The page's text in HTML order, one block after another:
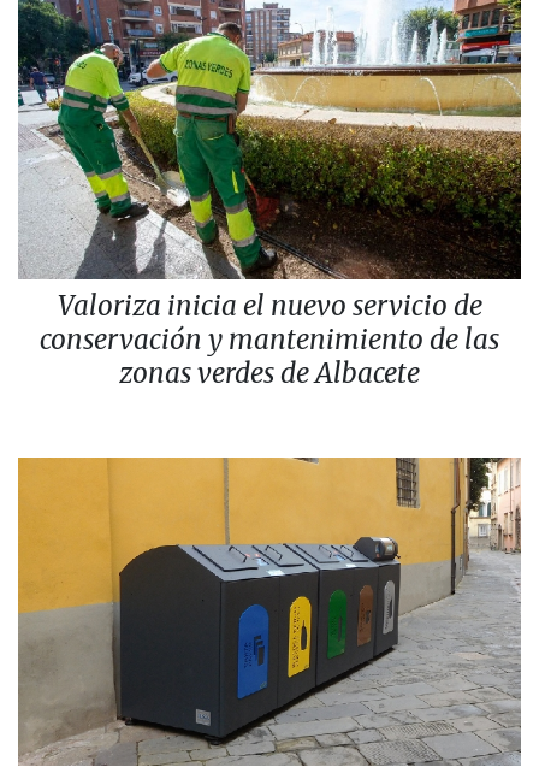
Valoriza inicia el nuevo servicio de
conservación y mantenimiento de las
zonas verdes de Albacete